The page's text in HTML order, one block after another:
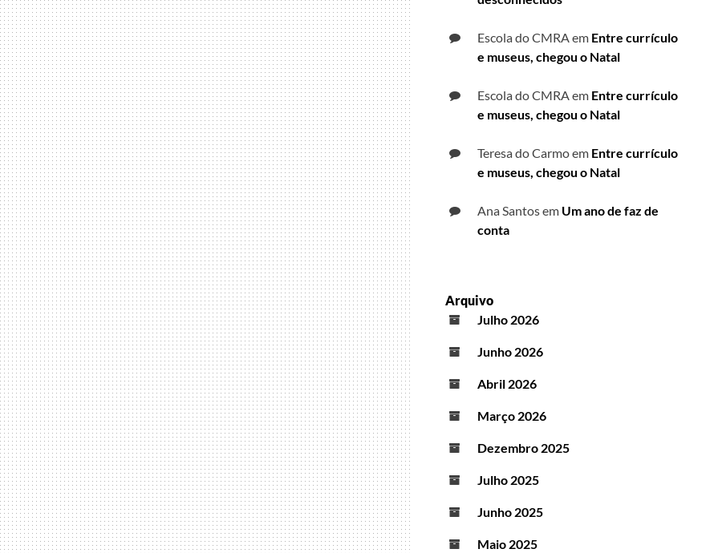
Escola do CMRAem Entre currículo
e museus, chegou o Natal
Escola do CMRAem Entre currículo
e museus, chegou o Natal
Teresa do Carmoem Entre currículo
e museus, chegou o Natal
Ana Santosem Um ano de faz de
conta
Arquivo
Julho 2026
Junho 2026
Abril 2026
Março 2026
Dezembro 2025
Julho 2025
Junho 2025
Maio 2025